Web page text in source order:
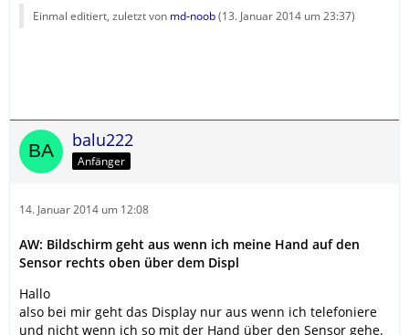
Einmal editiert, zuletzt von md-noob(13. Januar 2014 um 23:37)
balu222
Anfänger
14. Januar 2014 um 12:08
AW: Bildschirm geht aus wenn ich meine Hand auf den
Sensor rechts oben über dem Displ
Hallo
also bei mir geht das Display nur aus wenn ich telefoniere
und nicht wenn ich so mit der Hand über den Sensor gehe.